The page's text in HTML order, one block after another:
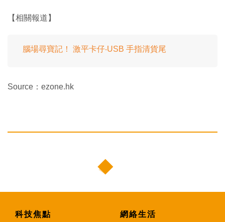
【相關報道】
腦場尋寶記！ 激平卡仔‧USB 手指清貨尾
Source：ezone.hk
科技焦點 網絡生活